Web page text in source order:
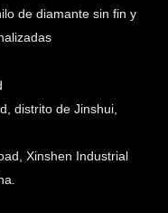
de diamante sin fin y
distrito de Jinshui,
Xinshen Industrial